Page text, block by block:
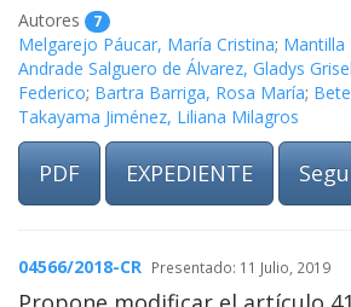
Autores 7
Melgarejo Páucar, María Cristina; Mantilla
Andrade Salguero de Álvarez, Gladys
Federico; Bartra Barriga, Rosa María;
Takayama Jiménez, Liliana Milagros
PDF EXPEDIENTE
04566/2018-CR Presentado: 11 Julio, 2019